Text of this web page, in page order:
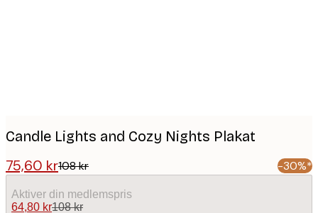
Candle Lights and Cozy Nights Plakat
75,60 kr108 kr -30%*
Aktiver din medlemspris
64,80 kr108 kr